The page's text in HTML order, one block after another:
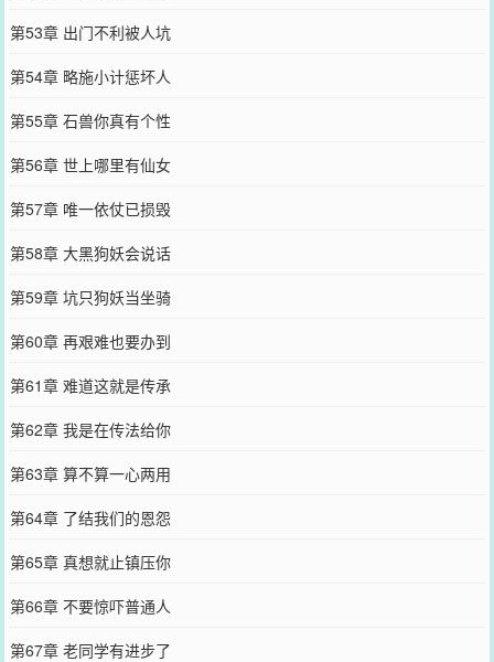
第53章 出门不利被人坑
第54章 略施小计惩坏人
第55章 石兽你真有个性
第56章 世上哪里有仙女
第57章 唯一依仗已损毁
第58章 大黑狗妖会说话
第59章 坑只狗妖当坐骑
第60章 再艰难也要办到
第61章 难道这就是传承
第62章 我是在传法给你
第63章 算不算一心两用
第64章 了结我们的恩怨
第65章 真想就止镇压你
第66章 不要惊吓普通人
第67章 老同学有进步了